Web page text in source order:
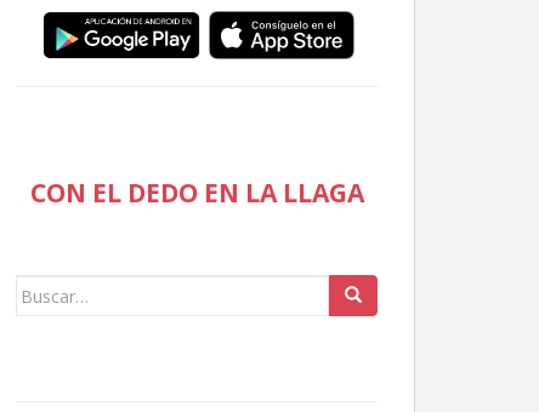
CON EL DEDO EN LA LLAGA
Buscar: